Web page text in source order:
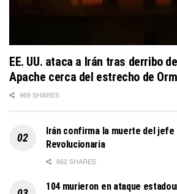
EE. UU. ataca a Irán tras derribo
Apache cerca del estrecho de
969 SHARES
Irán confirma la muerte del jefe
Revolucionaria
662 SHARES
104 murieron en ataque